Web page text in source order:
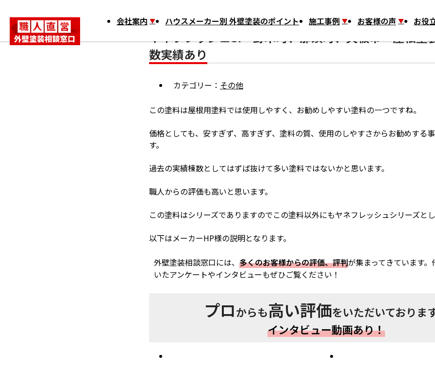
会社案内 ハウスメーカー別 外壁塗装のポイント 施工事例 お客様の声 お役
ヤネフレッシュSi 野木町、那須町、矢板市 屋根塗
数実績あり
カテゴリー： その他
この塗料は屋根用塗料では使用しやすく、お勧めしやすい塗料の一つですね。
価格としても、安すぎず、高すぎず、塗料の質、使用のしやすさからお勧めする
す。
過去の実績棟数としてはずば抜けて多い塗料ではないかと思います。
職人からの評価も高いと思います。
この塗料はシリーズでありますのでこの塗料以外にもヤネフレッシュシリーズと
以下はメーカーHP様の説明となります。
外壁塗装相談窓口には、 多くのお客様からの評価、評判が集まってきています
いたアンケートやインタビューもぜひご覧ください！
プロからも高い評価をいただいておりま
インタビュー動画あり！